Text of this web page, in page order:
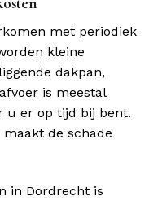
met periodiek
kleine
dakpan,
is meestal
u er op tijd bij bent.
de schade
in Dordrecht is